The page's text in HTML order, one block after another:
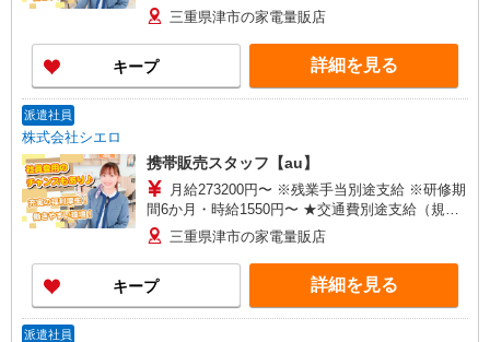
あり） ゜+゜・。○。・゜+゜・。○。・゜+゜ 入
社祝い金10万円支給(規定有) お友達を紹介頂くと,
インセンティブ支給(規定有) ゜・。○。・゜
+゜・。○。・゜+゜
三重県津市の家電量販店
キープ 詳細を見る
派遣社員
株式会社シエロ
携帯販売スタッフ【au】
月給273200円〜 ※残業手当別途支給 ※研修期
間6か月・時給1550円〜 ★交通費別途支給（規定
あり） ゜+゜・。○。・゜+゜・。○。・゜+゜ 入
社祝い金10万円支給(規定有) お友達を紹介頂くと,
インセンティブ支給(規定有) ゜・。○。・゜
+゜・。○。・゜+゜
三重県津市の家電量販店
キープ 詳細を見る
派遣社員